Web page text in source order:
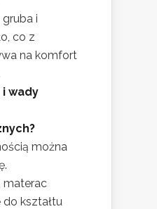
i
co z
na komfort
wady
można
materac
kształtu